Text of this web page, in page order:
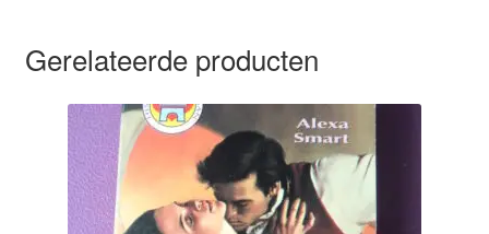
Gerelateerde producten